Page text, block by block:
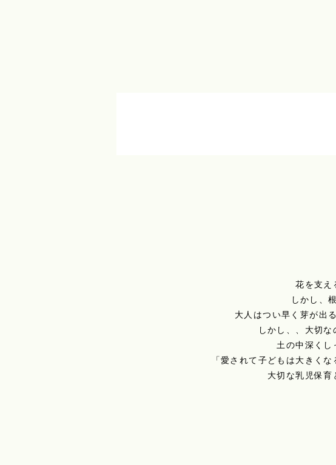
花を支え
しかし、
大人はつい早く芽が出
しかし、、大切
土の中深くし
「愛されて子どもは大きく
大切な乳児保育